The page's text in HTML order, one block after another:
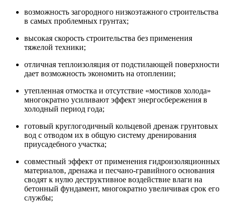
возможность загородного низкоэтажного строительства
в самых проблемных грунтах;
высокая скорость строительства без применения
тяжелой техники;
отличная теплоизоляция от подстилающей поверхности
дает возможность экономить на отоплении;
утепленная отмостка и отсутствие «мостиков холода»
многократно усиливают эффект энергосбережения в
холодный период года;
готовый круглогодичный кольцевой дренаж грунтовых
вод с отводом их в общую систему дренирования
приусадебного участка;
совместный эффект от применения гидроизоляционных
материалов, дренажа и песчано-гравийного основания
сводят к нулю деструктивное воздействие влаги на
бетонный фундамент, многократно увеличивая срок его
службы;